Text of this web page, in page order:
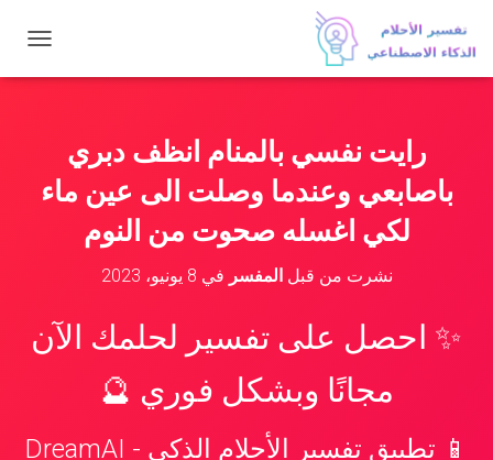
ب
رايت نفسي بالمنام انظف دبري
باصابعي وعندما وصلت الى عين ماء
لكي اغسله صحوت من النوم
نشرت من قبلالمفسر في 8 يونيو، 2023
✨ احصل على تفسير لحلمك الآن
مجانًا وبشكل فوري 🔮
📱 تطبيق تفسير الأحلام الذكي - DreamAI